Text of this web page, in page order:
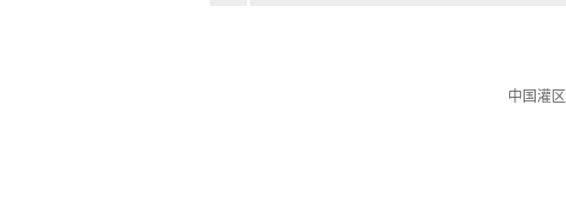
中国灌